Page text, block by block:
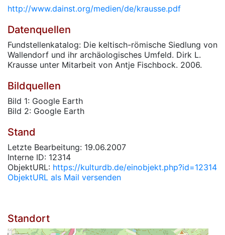
http://www.dainst.org/medien/de/krausse.pdf
Datenquellen
Fundstellenkatalog: Die keltisch-römische Siedlung von
Wallendorf und ihr archäologisches Umfeld. Dirk L.
Krausse unter Mitarbeit von Antje Fischbock. 2006.
Bildquellen
Bild 1: Google Earth
Bild 2: Google Earth
Stand
Letzte Bearbeitung: 19.06.2007
Interne ID: 12314
ObjektURL: https://kulturdb.de/einobjekt.php?id=12314
ObjektURL als Mail versenden
Standort